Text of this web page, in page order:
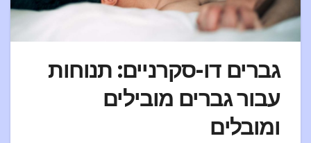
גברים דו-סקרניים: תנוחות
עבור גברים מובילים
ומובלים